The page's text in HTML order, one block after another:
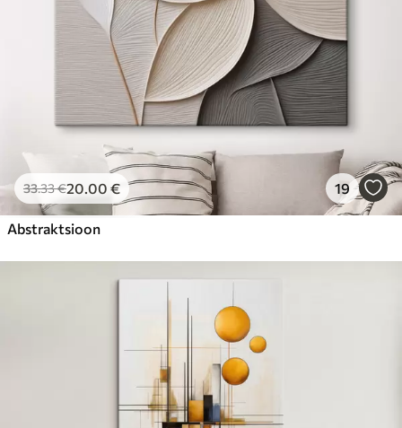
33.33€20.00 € 19
Abstraktsioon